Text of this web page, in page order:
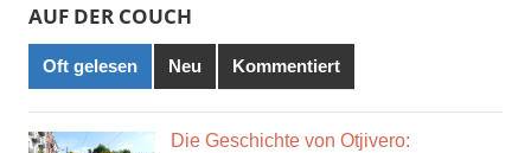
AUF DER COUCH
Oft gelesen Neu Kommentiert
Die Geschichte von Otjivero: